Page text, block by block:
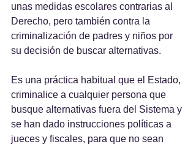
unas medidas escolares contrarias al
Derecho, pero también contra la
criminalización de padres y niños por
su decisión de buscar alternativas.
Es una práctica habitual que el Estado,
criminalice a cualquier persona que
busque alternativas fuera del Sistema y
se han dado instrucciones políticas a
jueces y fiscales, para que no sean